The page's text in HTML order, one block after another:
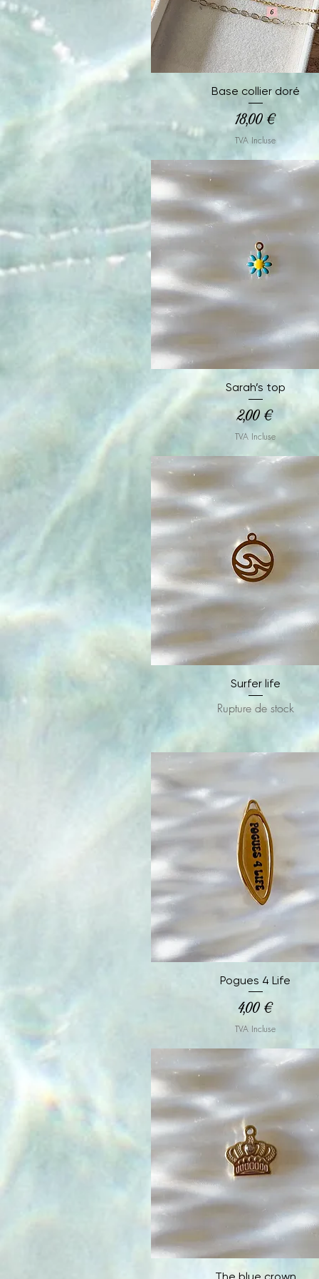
Aperçu rapide
Base collier doré
Prix
18,00 €
TVA Incluse
Aperçu rapide
Sarah’s top
Prix
2,00 €
TVA Incluse
Aperçu rapide
Surfer life
Rupture de stock
Aperçu rapide
Pogues 4 Life
Prix
4,00 €
TVA Incluse
The blue crown